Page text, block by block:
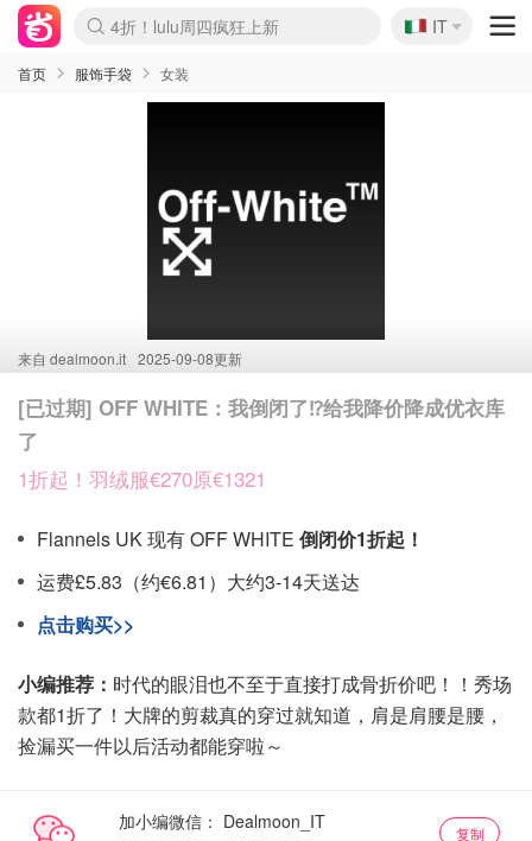
Boticinal 夏促开抢！
4折！lulu周四疯狂上新
速领！Stanley独家85折
Zalando 奥莱闪促！每日更新
🇮🇹
IT
首页 服饰手袋 女装
来自 dealmoon.it 2025-09-08更新
[已过期] OFF WHITE：我倒闭了⁉️给我降价降成优衣库
了
1折起！羽绒服€270原€1321
Flannels UK 现有 OFF WHITE 倒闭价1折起！
运费£5.83（约€6.81）大约3-14天送达
点击购买>>
小编推荐： 时代的眼泪也不至于直接打成骨折价吧！！秀场
款都1折了！大牌的剪裁真的穿过就知道，肩是肩腰是腰，
捡漏买一件以后活动都能穿啦～
加小编微信： 复制